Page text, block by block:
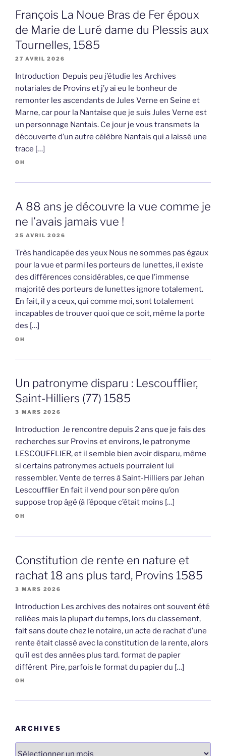
François La Noue Bras de Fer époux
de Marie de Luré dame du Plessis aux
Tournelles, 1585
27 AVRIL 2026
Introduction Depuis peu j’étudie les Archives
notariales de Provins et j’y ai eu le bonheur de
remonter les ascendants de Jules Verne en Seine et
Marne, car pour la Nantaise que je suis Jules Verne est
un personnage Nantais. Ce jour je vous transmets la
découverte d’un autre célèbre Nantais qui a laissé une
trace […]
OH
A 88 ans je découvre la vue comme je
ne l’avais jamais vue !
25 AVRIL 2026
Très handicapée des yeux Nous ne sommes pas égaux
pour la vue et parmi les porteurs de lunettes, il existe
des différences considérables, ce que l’immense
majorité des porteurs de lunettes ignore totalement.
En fait, il y a ceux, qui comme moi, sont totalement
incapables de trouver quoi que ce soit, même la porte
des […]
OH
Un patronyme disparu : Lescoufflier,
Saint-Hilliers (77) 1585
3 MARS 2026
Introduction Je rencontre depuis 2 ans que je fais des
recherches sur Provins et environs, le patronyme
LESCOUFFLIER, et il semble bien avoir disparu, même
si certains patronymes actuels pourraient lui
ressembler. Vente de terres à Saint-Hilliers par Jehan
Lescoufflier En fait il vend pour son père qu’on
suppose trop âgé (à l’époque c’était moins […]
OH
Constitution de rente en nature et
rachat 18 ans plus tard, Provins 1585
3 MARS 2026
Introduction Les archives des notaires ont souvent été
reliées mais la plupart du temps, lors du classement,
fait sans doute chez le notaire, un acte de rachat d’une
rente était classé avec la constitution de la rente, alors
qu’il est des années plus tard. format de papier
différent Pire, parfois le format du papier du […]
OH
ARCHIVES